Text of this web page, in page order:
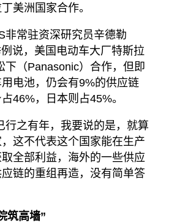
美洲国家合作。
非常驻资深研究员辛德勒
例说，美国电动车大厂特斯拉
下（Panasonic）合作，但即
电池，仍会有9%的供应链
46%，日本则占45%。
行之有年，我要说的是，就算
这不代表这个国家能在生产
全部利益，海外的一些供应
链的重组再造，没有简单答
筑高墙”